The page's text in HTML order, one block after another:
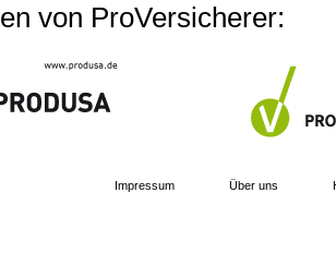
von ProVersicherer:
Impressum Über uns